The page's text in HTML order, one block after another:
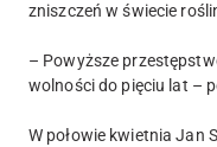
zniszczeń w świecie
– Powyższe
wolności do pięciu lat –
W połowie kwietnia Jan